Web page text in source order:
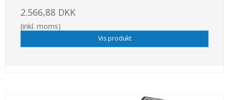
2.566,88 DKK
(inkl. moms)
Vis produkt